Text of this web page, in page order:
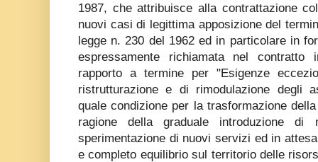
1987, che attribuisce alla contrattazione
nuovi casi di legittima apposizione del
legge n. 230 del 1962 ed in particolare in
espressamente richiamata nel contratto
rapporto a termine per "Esigenze
ristrutturazione e di rimodulazione degli
quale condizione per la trasformazione
ragione della graduale introduzione di
sperimentazione di nuovi servizi ed in
e completo equilibrio sul territorio delle